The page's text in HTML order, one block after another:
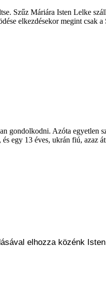
Szűz Máriára Isten Lelke
elkezdésekor megint csak
Azóta egyetlen
egy 13 éves, ukrán fiú, azaz
elhozza közénk